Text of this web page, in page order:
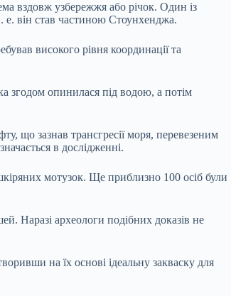
вздовж узбережжя або річок. Один із
е. він став частиною Стоунхенджа.
високого рівня координації та
згодом опинилася під водою, а потім
що зазнав трансгресії моря, перевезеним
в дослідженні.
мотузок. Ще приблизно 100 осіб були
Наразі археологи подібних доказів не
на їх основі ідеальну закваску для